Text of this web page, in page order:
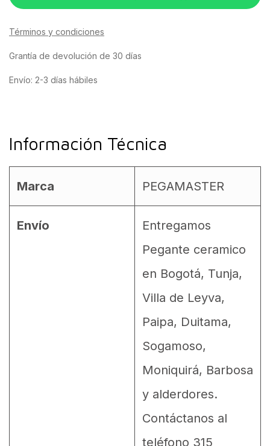
Términos y condiciones
Grantía de devolución de 30 días
Envío: 2-3 días hábiles
Información Técnica
Marca PEGAMASTER
Envío
Entregamos
Pegante ceramico
en Bogotá, Tunja,
Villa de Leyva,
Paipa, Duitama,
Sogamoso,
Moniquirá, Barbosa
y alderdores.
Contáctanos al
teléfono 315